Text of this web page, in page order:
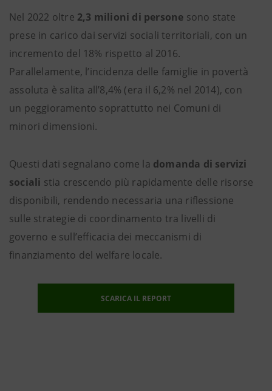
Nel 2022 oltre 2,3 milioni di persone sono state
prese in carico dai servizi sociali territoriali, con un
incremento del 18% rispetto al 2016.
Parallelamente, l’incidenza delle famiglie in povertà
assoluta è salita all’8,4% (era il 6,2% nel 2014), con
un peggioramento soprattutto nei Comuni di
minori dimensioni.
Questi dati segnalano come la domanda di servizi
sociali stia crescendo più rapidamente delle risorse
disponibili, rendendo necessaria una riflessione
sulle strategie di coordinamento tra livelli di
governo e sull’efficacia dei meccanismi di
finanziamento del welfare locale.
SCARICA IL REPORT